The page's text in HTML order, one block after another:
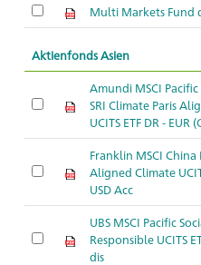
Multi Markets Fund
Aktienfonds Asien
Amundi MSCI Pacific
SRI Climate Paris
UCITS ETF DR - EUR
Franklin MSCI China
Aligned Climate
USD Acc
UBS MSCI Pacific
Responsible UCITS
dis